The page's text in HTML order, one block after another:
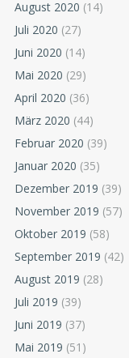
August 2020 (14)
Juli 2020 (27)
Juni 2020 (14)
Mai 2020 (29)
April 2020 (36)
März 2020 (44)
Februar 2020 (39)
Januar 2020 (35)
Dezember 2019 (39)
November 2019 (57)
Oktober 2019 (58)
September 2019 (42)
August 2019 (28)
Juli 2019 (39)
Juni 2019 (37)
Mai 2019 (51)